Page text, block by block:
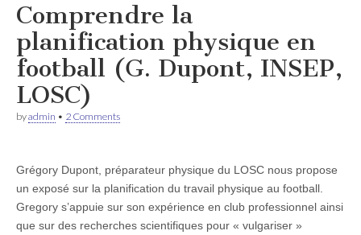
Comprendre la
planification physique en
football (G. Dupont, INSEP,
LOSC)
byadmin • 2 Comments
Grégory Dupont, préparateur physique du LOSC nous propose
un exposé sur la planification du travail physique au football.
Gregory s’appuie sur son expérience en club professionnel ainsi
que sur des recherches scientifiques pour « vulgariser »